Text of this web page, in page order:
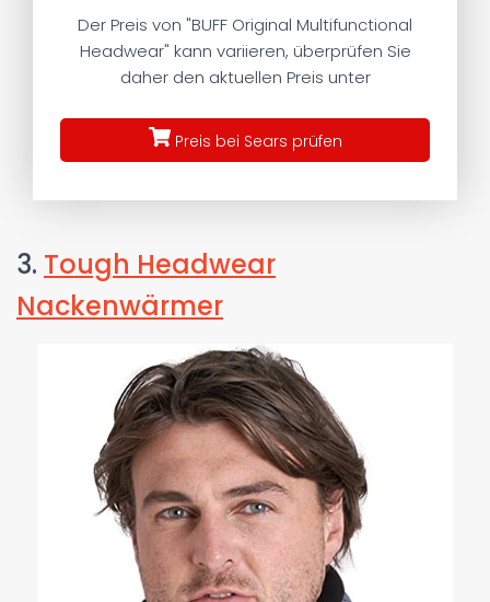
Der Preis von "BUFF Original Multifunctional
Headwear" kann variieren, überprüfen Sie
daher den aktuellen Preis unter
Preis bei Sears prüfen
3. Tough Headwear
Nackenwärmer